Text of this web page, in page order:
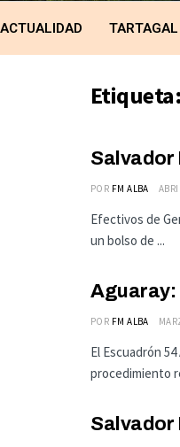
ACTUALIDAD TARTAGAL
Etiqueta:
Salvador
POR FM ALBA
Efectivos de
un bolso de ...
Aguaray:
POR FM ALBA
El Escuadrón
procedimiento
Salvador